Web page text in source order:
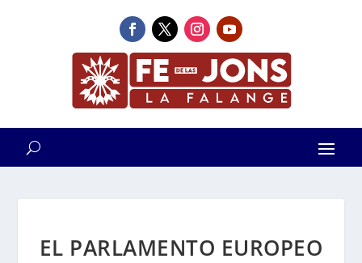
EL PARLAMENTO EUROPEO